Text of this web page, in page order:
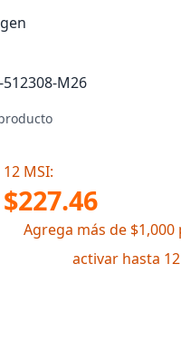
512308-M26
12 MSI:
$227.46
Agrega más de $1,000
activar hasta